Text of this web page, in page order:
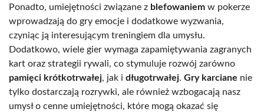
Ponadto, umiejętności związane z blefowaniem w pokerze
wprowadzają do gry emocje i dodatkowe wyzwania,
czyniąc ją interesującym treningiem dla umysłu.
Dodatkowo, wiele gier wymaga zapamiętywania zagranych
kart oraz strategii rywali, co stymuluje rozwój zarówno
pamięci krótkotrwałej, jak i długotrwałej. Gry karciane nie
tylko dostarczają rozrywki, ale również wzbogacają nasz
umysł o cenne umiejętności, które mogą okazać się